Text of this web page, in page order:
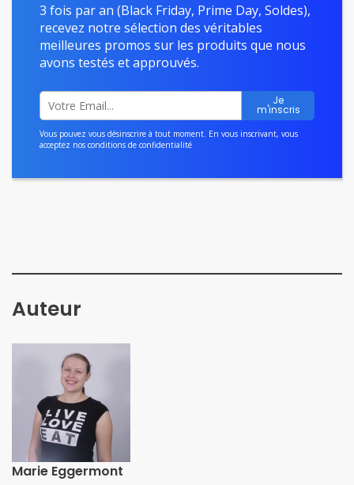
3 fois par an (Black Friday, Prime Day, Soldes),
recevez notre sélection des véritables
meilleures promos sur les produits que nous
avons testés et approuvés.
Vous pouvez vous désinscrire à tout moment. En vous inscrivant, vous
acceptez nos conditions de confidentialité
Auteur
Marie Eggermont